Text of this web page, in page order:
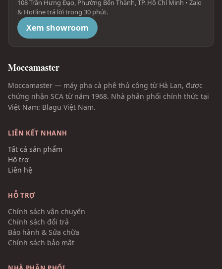
108 Trần Hưng Đạo, Phường Bến Thành, TP. Hồ Chí Minh • Zalo
& Hotline trả lời trong 30 phút.
Xem showroom
Moccamaster
Moccamaster — máy pha cà phê thủ công từ Hà Lan, được
chứng nhận SCA từ năm 1968. Nhà phân phối chính thức tại
Việt Nam: Blagu Việt Nam.
LIÊN KẾT NHANH
Tất cả sản phẩm
Hỗ trợ
Liên hệ
HỖ TRỢ
Chính sách vận chuyển
Chính sách đổi trả
Bảo hành & Sửa chữa
Chính sách bảo mật